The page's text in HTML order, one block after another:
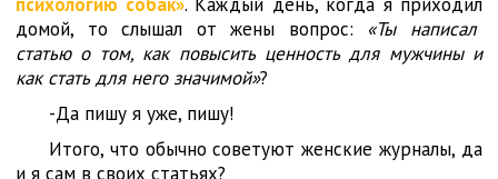
домой, то слышал от жены вопрос: «Ты написал
статью о том, как повысить ценность для мужчины и
как стать для него значимой»?
-Да пишу я уже, пишу!
Итого, что обычно советуют женские журналы, да
и я сам в своих статьях?